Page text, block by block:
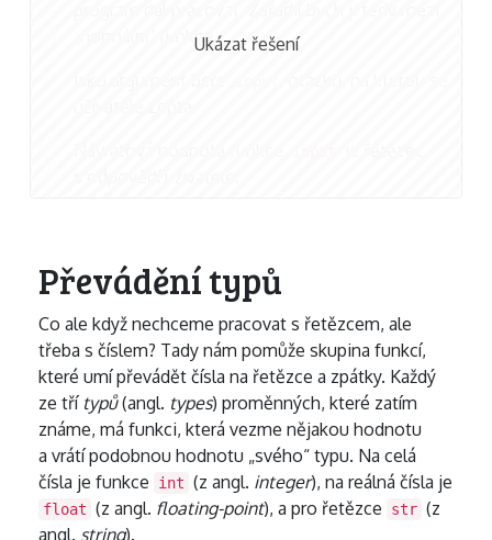
Ukázat řešení
„normální“ funkce.
Převádění typů
Co ale když nechceme pracovat s řetězcem, ale
třeba s číslem? Tady nám pomůže skupina funkcí,
které umí převádět čísla na řetězce a zpátky. Každý
ze tří typů(angl. types) proměnných, které zatím
známe, má funkci, která vezme nějakou hodnotu
a vrátí podobnou hodnotu „svého“ typu. Na celá
čísla je funkce
int (z angl. integer), na reálná čísla je
float (z angl. floating-point), a pro řetězce str (z
angl. string).